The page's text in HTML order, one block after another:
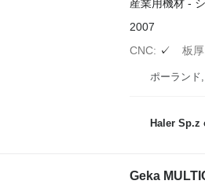
産業用機材 -
2007
CNC
✓ 板厚
ポーランド
Haler Sp.z
Geka